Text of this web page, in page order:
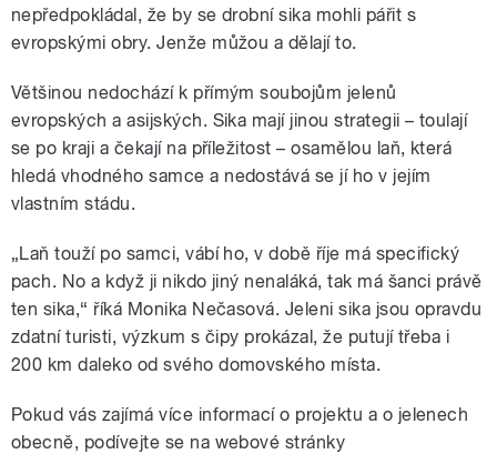
nepředpokládal, že by se drobní sika mohli pářit s
evropskými obry. Jenže můžou a dělají to.
Většinou nedochází k přímým soubojům jelenů
evropských a asijských. Sika mají jinou strategii – toulají
se po kraji a čekají na příležitost – osamělou laň, která
hledá vhodného samce a nedostává se jí ho v jejím
vlastním stádu.
„Laň touží po samci, vábí ho, v době říje má specifický
pach. No a když ji nikdo jiný nenaláká, tak má šanci právě
ten sika,“ říká Monika Nečasová. Jeleni sika jsou opravdu
zdatní turisti, výzkum s čipy prokázal, že putují třeba i
200 km daleko od svého domovského místa.
Pokud vás zajímá více informací o projektu a o jelenech
obecně, podívejte se na webové stránky